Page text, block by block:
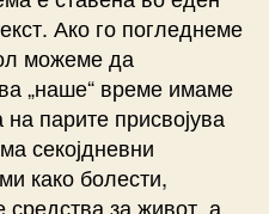
Ако го погледнеме
можеме да
„наше“ време имаме
на парите присвојува
секојдневни
како болести,
за живот, а